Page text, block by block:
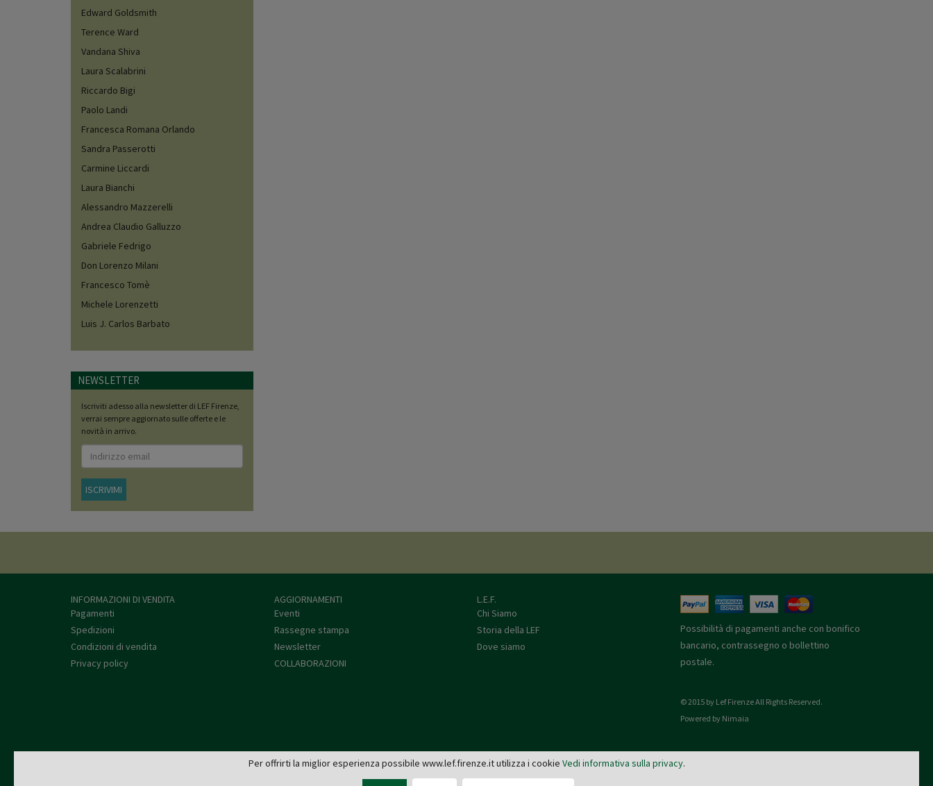
Edward Goldsmith
Terence Ward
Vandana Shiva
Laura Scalabrini
Riccardo Bigi
Paolo Landi
Francesca Romana Orlando
Sandra Passerotti
Carmine Liccardi
Laura Bianchi
Alessandro Mazzerelli
Andrea Claudio Galluzzo
Gabriele Fedrigo
Don Lorenzo Milani
Francesco Tomè
Michele Lorenzetti
Luis J. Carlos Barbato
NEWSLETTER
Iscriviti adesso alla newsletter di LEF Firenze,
verrai sempre aggiornato sulle offerte e le
novità in arrivo.
ISCRIVIMI
INFORMAZIONI DI VENDITA
Pagamenti
Spedizioni
Condizioni di vendita
Privacy policy
AGGIORNAMENTI
Eventi
Rassegne stampa
Newsletter
COLLABORAZIONI
L.E.F.
Chi Siamo
Storia della LEF
Dove siamo
Possibilità di pagamenti anche con bonifico
bancario, contrassegno o bollettino
postale.
© 2015 by Lef Firenze All Rights Reserved.
Powered by Nimaia
L.E.F. - Via de' Pucci, 4 - 50122 Firenze
Tel: 055 579921 - Fax: 055 2399342 - C.F. e P.IVA 03745190482 -editrice@lef.firenze.it
Per offrirti la miglior esperienza possibile www.lef.firenze.it utilizza i cookie Vedi informativa sulla privacy.